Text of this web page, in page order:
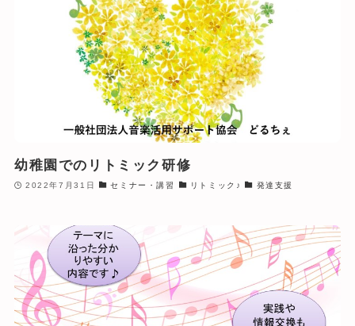
幼稚園でのリトミック研修
2022年7月31日 セミナー・講習 リトミック♪ 発達支援